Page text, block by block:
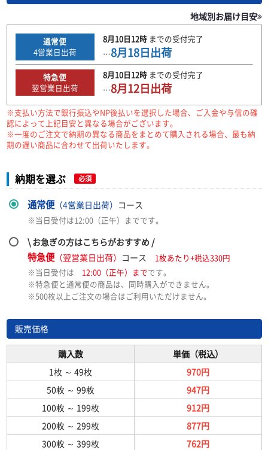
地域別お届け目安
通常便
4営業日出荷
8月10日12時までの受付完了
…8月18日出荷
特急便
翌営業日出荷
8月10日12時までの受付完了
…8月12日出荷
※支払い方法で銀行振込やNP後払いを選択した場合、ご入金や与信の確
認によって上記目安と異なる場合がございます。
※一度のご注文で納期の異なる商品をまとめて購入される場合、最も納
期の遅い商品に合わせて出荷いたします。
納期を選ぶ 必須
通常便（4営業日出荷） コース
※当日受付は12:00（正午）までです。
\ お急ぎの方はこちらがおすすめ /
特急便（翌営業日出荷） コース
1枚あたり+税込330円
※当日受付は 12:00（正午）までです。
※特急便と通常便の商品は、同時購入ができません。
※500枚以上ご注文の場合はご利用いただけません。
販売価格
購入数
単価（税込）
1枚 ～ 49枚
970円
50枚 ～ 99枚
947円
100枚 ～ 199枚
912円
200枚 ～ 299枚
877円
300枚 ～ 399枚
762円